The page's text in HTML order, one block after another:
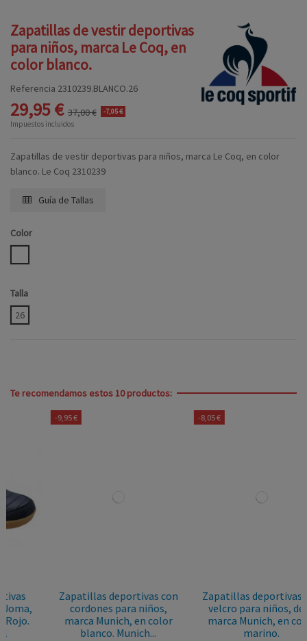
Zapatillas de vestir deportivas
para niños, marca Le Coq, en
color blanco.
Referencia 2310239.BLANCO.26
29,95 € 37,00 € -7,05 €
Impuestos incluidos
Zapatillas de vestir deportivas para niños, marca Le Coq, en color
blanco. Le Coq 2310239
Guía de Tallas
Color
Talla
26
Te recomendamos estos 10 productos:
Zapatillas deportivas con
cordones para niños,
marca Munich, en color
blanco. Munich...
Zapatillas deportivas con
velcro para niños, de la
marca Munich, en color